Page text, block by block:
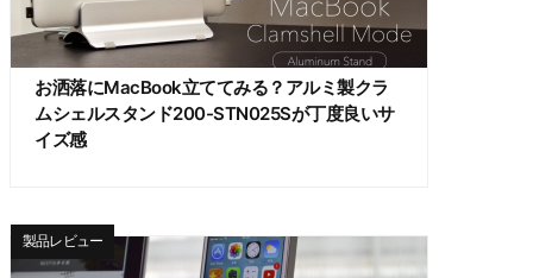
お洒落にMacBook立ててみる？アルミ製クラ
ムシェルスタンド200-STN025Sが丁度良いサ
イズ感
製品レビュー